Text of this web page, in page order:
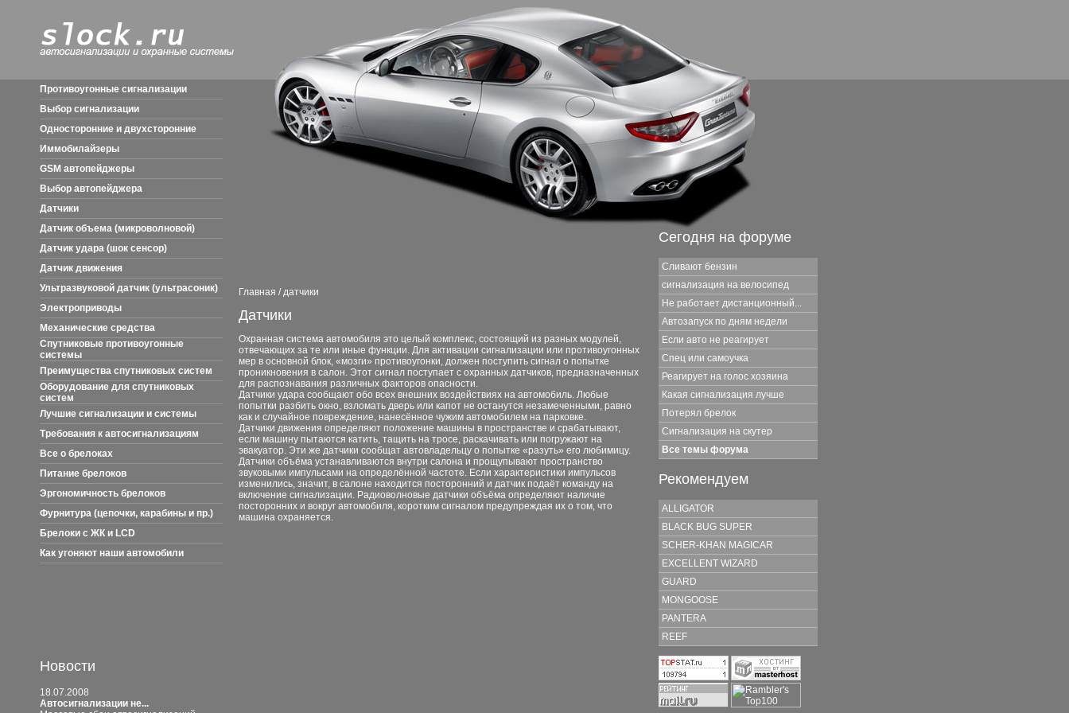
Противоугонные сигнализации
Выбор сигнализации
Односторонние и двухсторонние
Иммобилайзеры
GSM автопейджеры
Выбор автопейджера
Датчики
Датчик объема (микроволновой)
Датчик удара (шок сенсор)
Датчик движения
Ультразвуковой датчик (ультрасоник)
Электроприводы
Механические средства
Спутниковые противоугонные
системы
Преимущества спутниковых систем
Оборудование для спутниковых
систем
Лучшие сигнализации и системы
Требования к автосигнализациям
Все о брелоках
Питание брелоков
Эргономичность брелоков
Фурнитура (цепочки, карабины и пр.)
Брелоки с ЖК и LCD
Как угоняют наши автомобили
Новости
18.07.2008
Автосигнализации не...
Главная /датчики
Датчики
Охранная система автомобиля это целый комплекс, состоящий из разных модулей,
отвечающих за те или иные функции. Для активации сигнализации или противоугонных
мер в основной блок, «мозги» противоугонки, должен поступить сигнал о попытке
проникновения в салон. Этот сигнал поступает с охранных датчиков, предназначенных
для распознавания различных факторов опасности.
Датчики удара сообщают обо всех внешних воздействиях на автомобиль. Любые
попытки разбить окно, взломать дверь или капот не останутся незамеченными, равно
как и случайное повреждение, нанесённое чужим автомобилем на парковке.
Датчики движения определяют положение машины в пространстве и срабатывают,
если машину пытаются катить, тащить на тросе, раскачивать или погружают на
эвакуатор. Эти же датчики сообщат автовладельцу о попытке «разуть» его любимицу.
Датчики объёма устанавливаются внутри салона и прощупывают пространство
звуковыми импульсами на определённой частоте. Если характеристики импульсов
изменились, значит, в салоне находится посторонний и датчик подаёт команду на
включение сигнализации. Радиоволновые датчики объёма определяют наличие
посторонних и вокруг автомобиля, коротким сигналом предупреждая их о том, что
машина охраняется.
Сегодня на форуме
Сливают бензин
сигнализация на велосипед
Не работает дистанционный...
Автозапуск по дням недели
Если авто не реагирует
Спец или самоучка
Реагирует на голос хозяина
Какая сигнализация лучше
Потерял брелок
Сигнализация на скутер
Все темы форума
Рекомендуем
ALLIGATOR
BLACK BUG SUPER
SCHER-KHAN MAGICAR
EXCELLENT WIZARD
GUARD
MONGOOSE
PANTERA
REEF